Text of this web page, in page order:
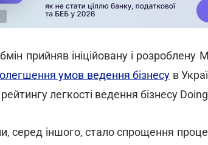
прийняв ініційовану і розроблену
умов ведення бізнесу в
легкості ведення бізнесу
серед іншого, стало спрощення